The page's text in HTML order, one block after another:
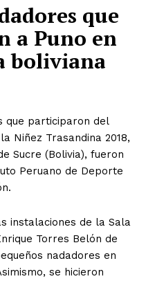
que
a Puno en
boliviana
que participaron del
Niñez Trasandina 2018,
Sucre (Bolivia), fueron
Peruano de Deporte
instalaciones de la Sala
Torres Belón de
nadadores en
se hicieron